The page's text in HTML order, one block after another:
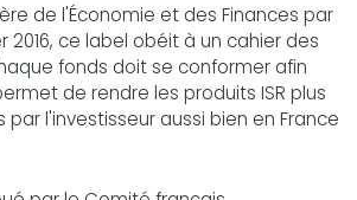
de l'Économie et des Finances par
2016, ce label obéit à un cahier des
fonds doit se conformer afin
de rendre les produits ISR plus
l'investisseur aussi bien en France